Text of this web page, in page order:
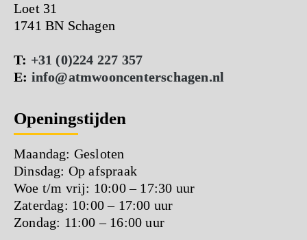
Loet 31
1741 BN Schagen
T: +31 (0)224 227 357
E: info@atmwooncenterschagen.nl
Openingstijden
Maandag: Gesloten
Dinsdag: Op afspraak
Woe t/m vrij: 10:00 – 17:30 uur
Zaterdag: 10:00 – 17:00 uur
Zondag: 11:00 – 16:00 uur